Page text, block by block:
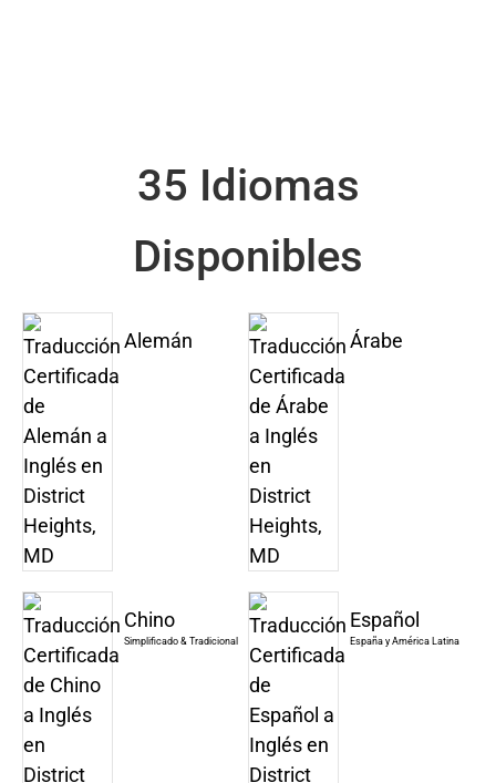
35 Idiomas
Disponibles
Alemán Árabe
Chino
Simplificado & Tradicional
Español
España y América Latina